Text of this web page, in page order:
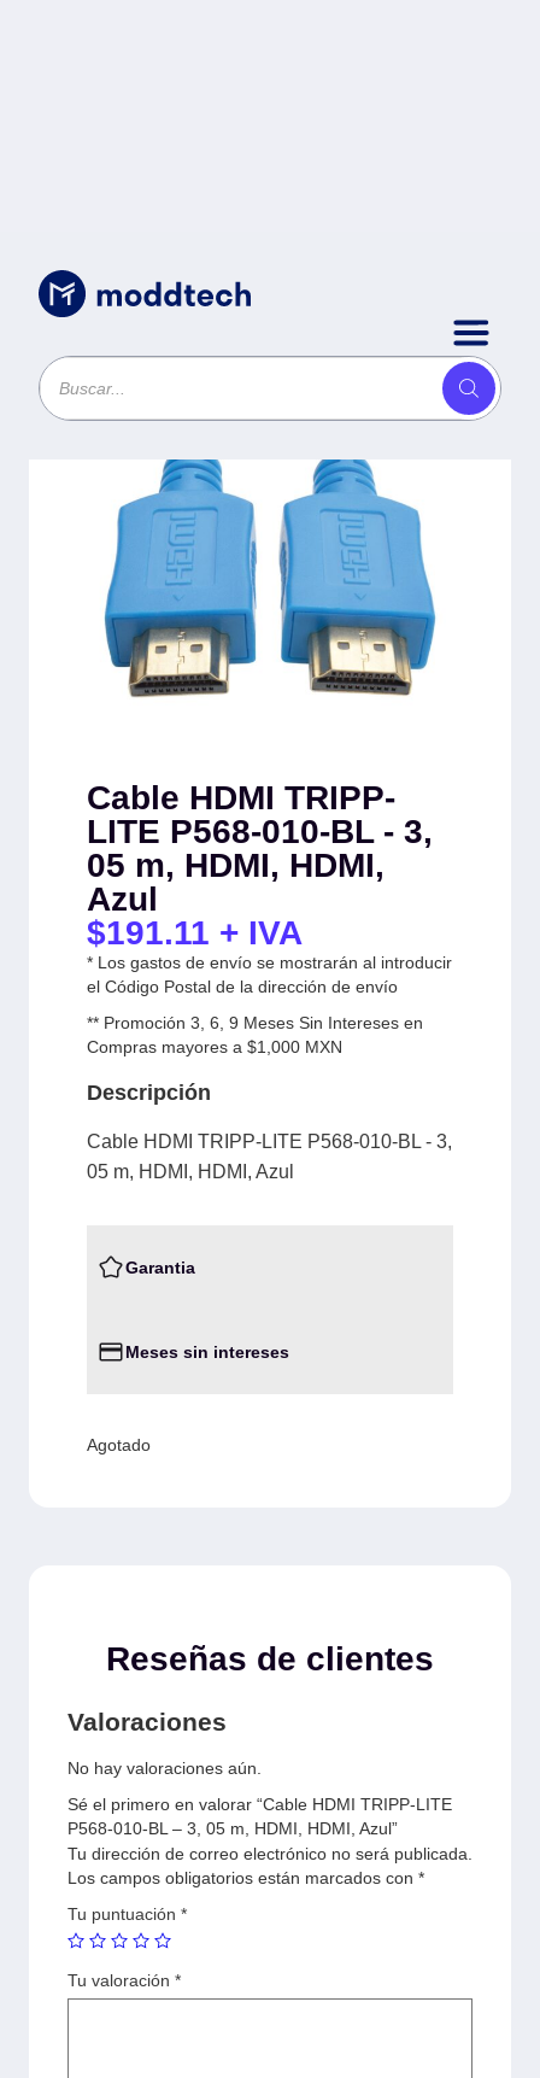
Cable HDMI TRIPP-
LITE P568-010-BL - 3,
05 m, HDMI, HDMI,
Azul
$191.11 + IVA
* Los gastos de envío se mostrarán al introducir
el Código Postal de la dirección de envío
** Promoción 3, 6, 9 Meses Sin Intereses en
Compras mayores a $1,000 MXN
Descripción
Cable HDMI TRIPP-LITE P568-010-BL - 3,
05 m, HDMI, HDMI, Azul
Garantia
Meses sin intereses
Agotado
Reseñas de clientes
Valoraciones
No hay valoraciones aún.
Sé el primero en valorar “Cable HDMI TRIPP-LITE
P568-010-BL – 3, 05 m, HDMI, HDMI, Azul”
Tu dirección de correo electrónico no será publicada.
Los campos obligatorios están marcados con *
Tu puntuación *
Tu valoración *